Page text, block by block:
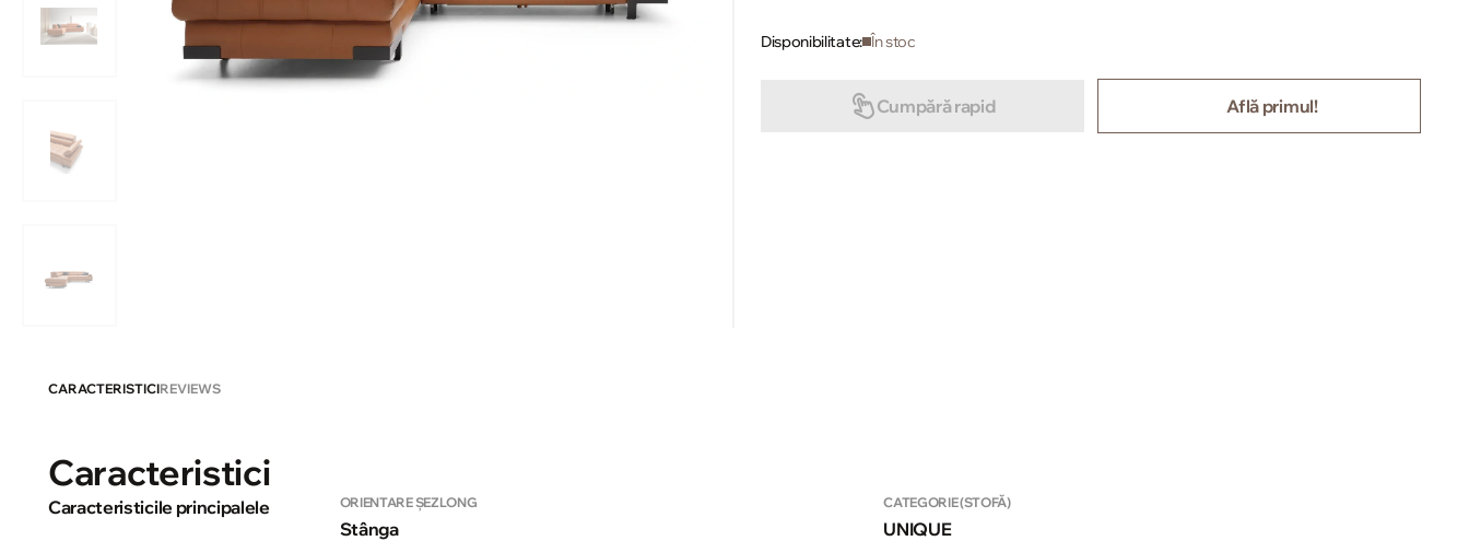
Disponibilitate: În stoc
Cumpără rapid Află primul!
CARACTERISTICIREVIEWS
Caracteristici
Caracteristicile principalele ORIENTARE ȘEZLONG
Stânga
CATEGORIE (STOFĂ)
UNIQUE